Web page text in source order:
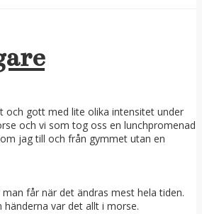
och gott med lite olika intensitet under
och vi som tog oss en lunchpromenad
jag till och från gymmet utan en
får när det ändras mest hela tiden.
händerna var det allt i morse.